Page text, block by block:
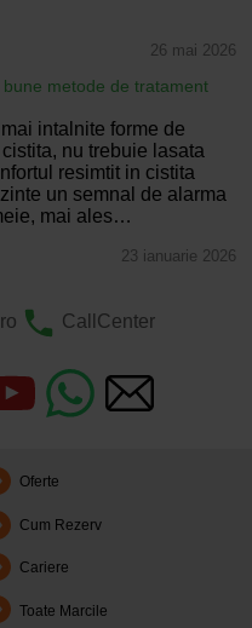
26 mai 2026
metode de tratament
intalnite forme de
nu trebuie lasata
resimtit in cistita
un semnal de alarma
mai ales…
23 ianuarie 2026
CallCenter
Oferte
Cum Rezerv
Cariere
Toate Marcile